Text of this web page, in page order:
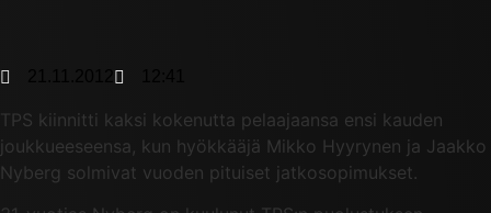
TPS kiinnitti kaksi kokenutta pelaajaansa ensi kauden
joukkueeseensa, kun hyökkääjä Mikko Hyyrynen ja Jaakko
Nyberg solmivat vuoden pituiset jatkosopimukset.